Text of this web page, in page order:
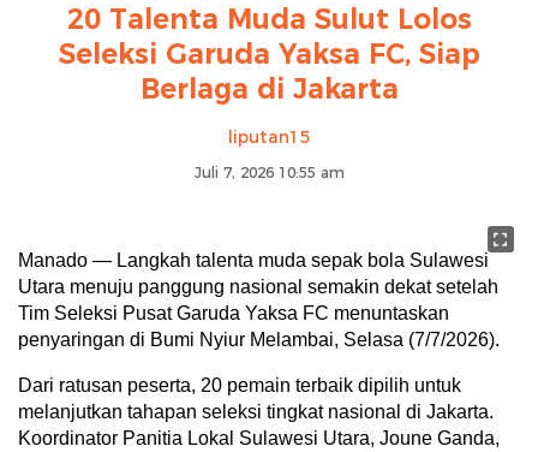
20 Talenta Muda Sulut Lolos
Seleksi Garuda Yaksa FC, Siap
Berlaga di Jakarta
liputan15
Juli 7, 2026 10:55 am
Manado — Langkah talenta muda sepak bola Sulawesi
Utara menuju panggung nasional semakin dekat setelah
Tim Seleksi Pusat Garuda Yaksa FC menuntaskan
penyaringan di Bumi Nyiur Melambai, Selasa (7/7/2026).
Dari ratusan peserta, 20 pemain terbaik dipilih untuk
melanjutkan tahapan seleksi tingkat nasional di Jakarta.
Koordinator Panitia Lokal Sulawesi Utara, Joune Ganda,